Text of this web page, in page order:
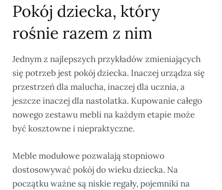
Pokój dziecka, który
rośnie razem z nim
Jednym z najlepszych przykładów zmieniających
się potrzeb jest pokój dziecka. Inaczej urządza się
przestrzeń dla malucha, inaczej dla ucznia, a
jeszcze inaczej dla nastolatka. Kupowanie całego
nowego zestawu mebli na każdym etapie może
być kosztowne i niepraktyczne.
Meble modułowe pozwalają stopniowo
dostosowywać pokój do wieku dziecka. Na
początku ważne są niskie regały, pojemniki na